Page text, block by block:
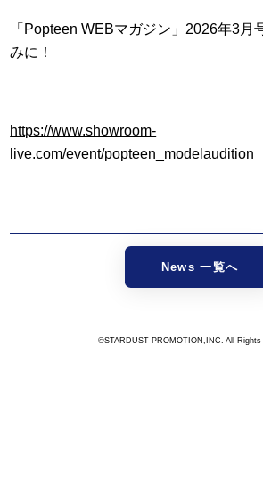
「Popteen WEBマガジン」2026年3月
みに！
https://www.showroom-
live.com/event/popteen_modelaudition
News 一覧へ
©STARDUST PROMOTION,INC. All Rights